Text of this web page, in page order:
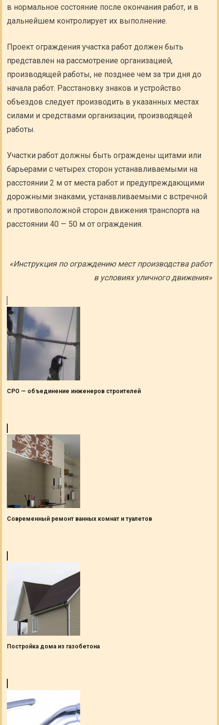
в нормальное состояние после окончания работ, и в
дальнейшем контролирует их выполнение.
Проект ограждения участка работ должен быть
представлен на рассмотрение организацией,
производящей работы, не позднее чем за три дня до
начала работ. Расстановку знаков и устройство
объездов следует производить в указанных местах
силами и средствами организации, производящей
работы.
Участки работ должны быть ограждены щитами или
барьерами с четырех сторон устанавливаемыми на
расстоянии 2 м от места работ и предупреждающими
дорожными знаками, устанавливаемыми с встречной
и противоположной сторон движения транспорта на
расстоянии 40 — 50 м от ограждения.
«Инструкция по ограждению мест производства работ
в условиях уличного движения»
СРО — объединение инженеров строителей
Современный ремонт ванных комнат и туалетов
Постройка дома из газобетона